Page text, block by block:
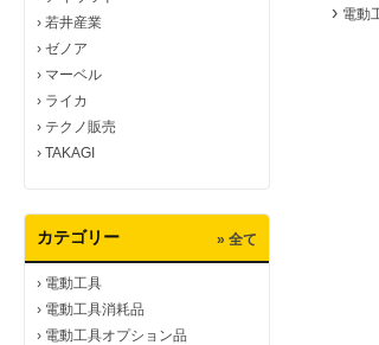
› 若井産業
› ゼノア
› マーベル
› ライカ
› テクノ販売
› TAKAGI
カテゴリー » 全て
› 電動工具
› 電動工具消耗品
› 電動工具オプション品
› 電動